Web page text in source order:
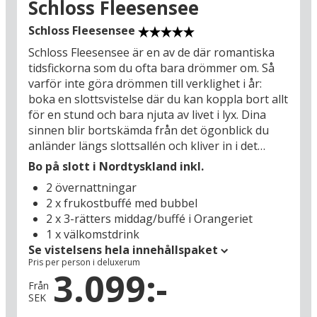
ursprungliga gamla båthusen på bryggorna vid
Müritzer See berättar historien om sjöns roll
som en viktig huvudfärjeled för den livliga
trafiken på kanalerna och sjöarna i området
innan bilen uppfanns.
På en utflykt in i Müritz Nationalpark kan du
också ha turen att få se tranor, kronhjortar och
havsörnar. Starta på det stora och fina
informationscentret i Waren centrum (22 km),
där det också finns gott om möjligheter till
stadsliv med caféer och shopping. För familjens
äventyrare kommer det också att vara en
upplevelse att hälsa på de stora björnarna i
djurparken Bärenwald (21 km) eller komma
riktigt nära bisonflockarna på halvön Damerow
(26 km).
Schloss Fleesensee
Schloss Fleesensee
Schloss Fleesensee är en av de där romantiska
tidsfickorna som du ofta bara drömmer om. Så
varför inte göra drömmen till verklighet i år:
boka en slottsvistelse där du kan koppla bort allt
för en stund och bara njuta av livet i lyx. Dina
sinnen blir bortskämda från det ögonblick du
anländer längs slottsallén och kliver in i det
imponerande renässansslottet, som byggdes
1842 efter fransk förebild. Då som nu sjuder
salar och salonger av klassisk stilfullhet – i dag
har allt dessutom kompletterats med moderna
lyxfaciliteter: en stor wellnessavdelning med
uppvärmd utomhuspool som du kan använda
oavsett väder och årstid. Dagens måltider börjar
med champagnebrunch och färska specialiteter
från det egna bageriet och avslutas med en
utsökt middag från ett kök som använder de
Bo på slott i Nordtyskland inkl.
2 övernattningar
2 x frukostbuffé med bubbel
2 x 3-rätters middag/buffé i Orangeriet
1 x välkomstdrink
Se vistelsens hela innehållspaket
Pris per person i deluxerum
Från
SEK
3.099:-